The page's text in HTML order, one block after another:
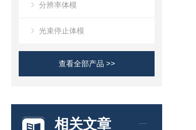
分辨率体模
光束停止体模
查看全部产品 >>
相关文章